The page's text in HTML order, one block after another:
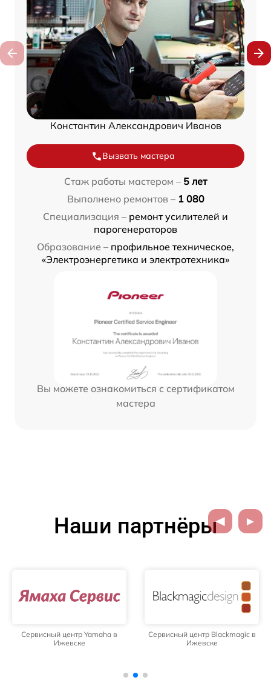
Константин Александрович Иванов
Вызвать мастера
Стаж работы мастером – 5 лет
Выполнено ремонтов – 1 080
Специализация – ремонт усилителей и
парогенераторов
Образование – профильное техническое,
«Электроэнергетика и электротехника»
Вы можете ознакомиться с сертификатом
мастера
Наши партнёры
Сервисный центр Yamaha в
Ижевске
Сервисный центр Blackmagic в
Ижевске